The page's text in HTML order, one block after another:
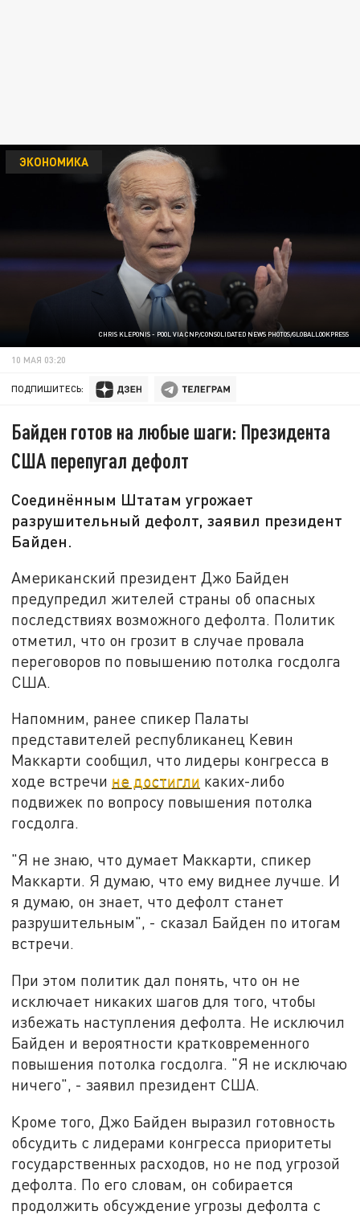
CHRIS KLEPONIS - POOL VIA CNP/CONSOLIDATED NEWS PHOTOS/GLOBALLOOKPRESS
ЭКОНОМИКА
10 МАЯ 03:20
ПОДПИШИТЕСЬ:
Байден готов на любые шаги: Президента
США перепугал дефолт
Соединённым Штатам угрожает
разрушительный дефолт, заявил президент
Байден.
Американский президент Джо Байден
предупредил жителей страны об опасных
последствиях возможного дефолта. Политик
отметил, что он грозит в случае провала
переговоров по повышению потолка госдолга
США.
Напомним, ранее спикер Палаты
представителей республиканец Кевин
Маккарти сообщил, что лидеры конгресса в
ходе встречи не достигли каких-либо
подвижек по вопросу повышения потолка
госдолга.
"Я не знаю, что думает Маккарти, спикер
Маккарти. Я думаю, что ему виднее лучше. И
я думаю, он знает, что дефолт станет
разрушительным", - сказал Байден по итогам
встречи.
При этом политик дал понять, что он не
исключает никаких шагов для того, чтобы
избежать наступления дефолта. Не исключил
Байден и вероятности кратковременного
повышения потолка госдолга. "Я не исключаю
ничего", - заявил президент США.
Кроме того, Джо Байден выразил готовность
обсудить с лидерами конгресса приоритеты
государственных расходов, но не под угрозой
дефолта. По его словам, он собирается
продолжить обсуждение угрозы дефолта с